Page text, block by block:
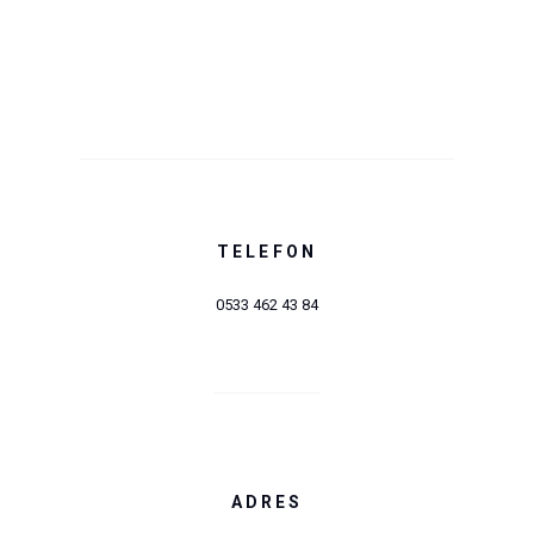
TELEFON
0533 462 43 84
ADRES